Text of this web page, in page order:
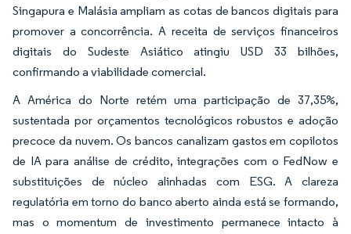
Singapura e Malásia ampliam as cotas de bancos digitais para
promover a concorrência. A receita de serviços financeiros
digitais do Sudeste Asiático atingiu USD 33 bilhões,
confirmando a viabilidade comercial.
A América do Norte retém uma participação de 37,35%,
sustentada por orçamentos tecnológicos robustos e adoção
precoce da nuvem. Os bancos canalizam gastos em copilotos
de IA para análise de crédito, integrações com o FedNow e
substituições de núcleo alinhadas com ESG. A clareza
regulatória em torno do banco aberto ainda está se formando,
mas o momentum de investimento permanece intacto à